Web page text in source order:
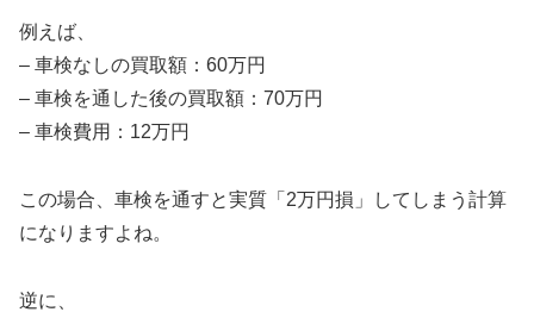
例えば、
– 車検なしの買取額：60万円
– 車検を通した後の買取額：70万円
– 車検費用：12万円
この場合、車検を通すと実質「2万円損」してしまう計算
になりますよね。
逆に、